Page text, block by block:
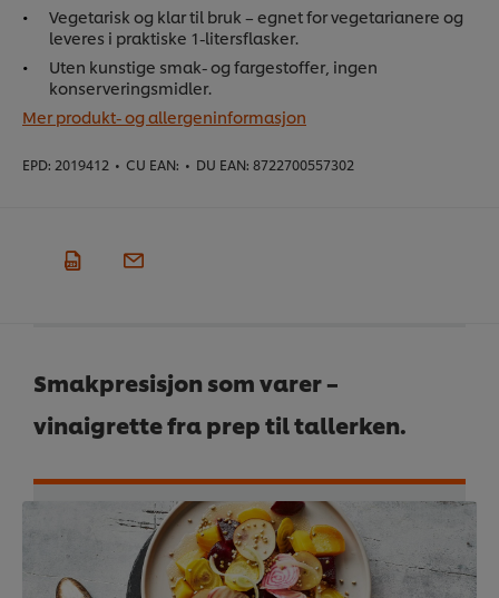
Vegetarisk og klar til bruk – egnet for vegetarianere og
leveres i praktiske 1-litersflasker.
Uten kunstige smak- og fargestoffer, ingen
konserveringsmidler.
Mer produkt- og allergeninformasjon
EPD: 2019412 • CU EAN: • DU EAN: 8722700557302
Smakpresisjon som varer –
vinaigrette fra prep til tallerken.